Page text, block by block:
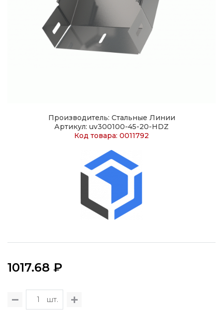
Производитель: Стальные Линии
Артикул: uv300100-45-20-HDZ
Код товара: 0011792
1017.68 ₽
шт.